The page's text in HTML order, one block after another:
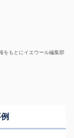
をもとにイエウール編集部